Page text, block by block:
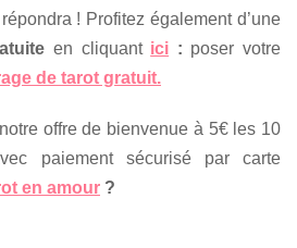
! Profitez également d’une
en cliquant ici : poser votre
de tarot gratuit.
offre de bienvenue à 5€ les 10
paiement sécurisé par carte
en amour ?